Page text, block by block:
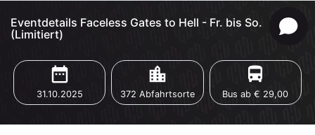
Eventdetails Faceless Gates to Hell - Fr. bis So.
(Limitiert)
date_range
31.10.2025
location_city
372 Abfahrtsorte
directions_bus
Bus ab € 29,00